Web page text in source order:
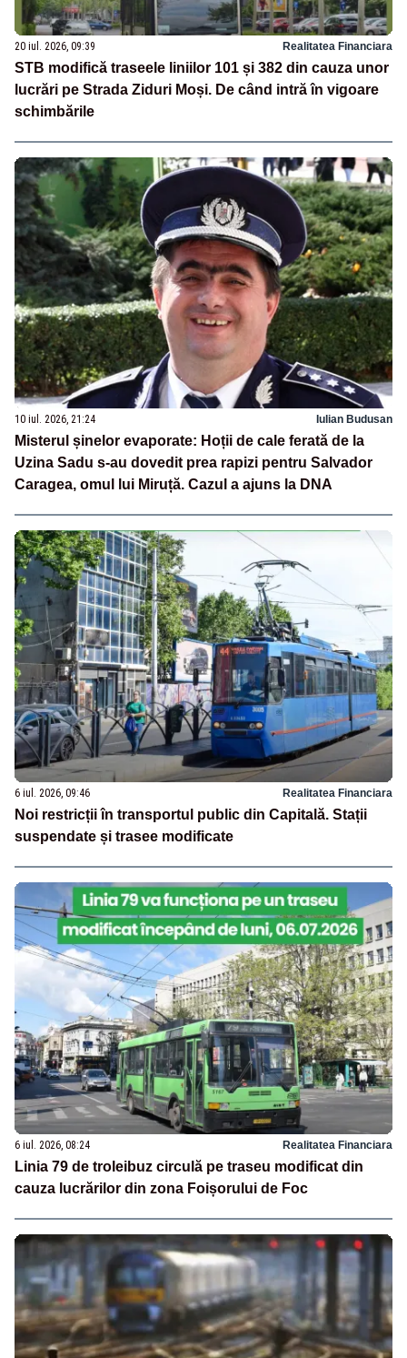
20 iul. 2026, 09:39 Realitatea Financiara
STB modifică traseele liniilor 101 și 382 din cauza unor
lucrări pe Strada Ziduri Moși. De când intră în vigoare
schimbările
10 iul. 2026, 21:24 Iulian Budusan
Misterul șinelor evaporate: Hoții de cale ferată de la
Uzina Sadu s-au dovedit prea rapizi pentru Salvador
Caragea, omul lui Miruță. Cazul a ajuns la DNA
6 iul. 2026, 09:46 Realitatea Financiara
Noi restricții în transportul public din Capitală. Stații
suspendate și trasee modificate
6 iul. 2026, 08:24 Realitatea Financiara
Linia 79 de troleibuz circulă pe traseu modificat din
cauza lucrărilor din zona Foișorului de Foc